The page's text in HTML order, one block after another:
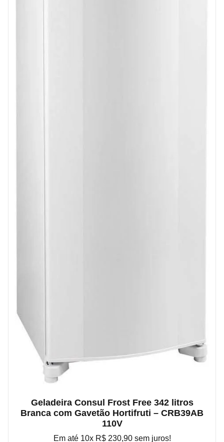
Geladeira Consul Frost Free 342 litros
Branca com Gavetão Hortifruti – CRB39AB
110V
Em até 10x R$ 230,90 sem juros!